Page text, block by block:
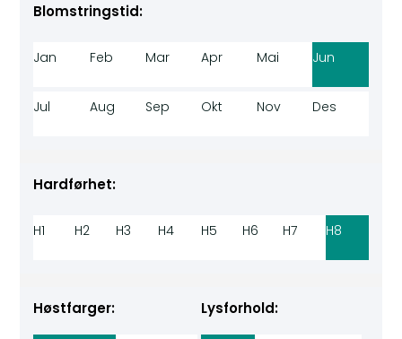
Blomstringstid:
Jan Feb Mar Apr Mai Jun
Jul Aug Sep Okt Nov Des
Hardførhet:
H1 H2 H3 H4 H5 H6 H7 H8
Høstfarger: Lysforhold: